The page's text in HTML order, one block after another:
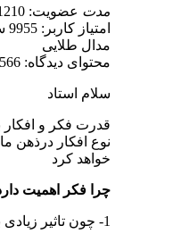
مدت عضویت: 1210 روز
امتیاز کاربر: 9955
مدال طلایی
محتوای دیدگاه: 566 کلمه
سلام استاد
قدرت فکر و افکار
نوع افکار درذهن
خواهد کرد
چرا فکر اهمیت
1- چون تاثیر زیادی بر موفقیت ما میگذارد